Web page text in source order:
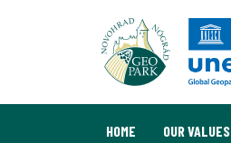
HOME OUR VALUES